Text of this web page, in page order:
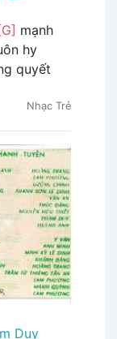
[G] mạnh
hy
quyết
Nhạc Trẻ
Duy